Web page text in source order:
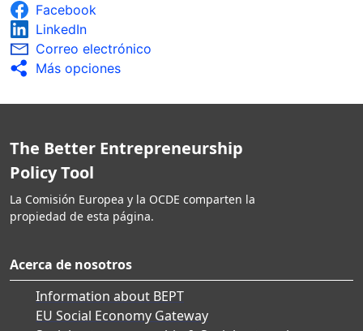
Facebook
LinkedIn
Correo electrónico
Más opciones
The Better Entrepreneurship
Policy Tool
La Comisión Europea y la OCDE comparten la
propiedad de esta página.
Acerca de nosotros
Information about BEPT
EU Social Economy Gateway